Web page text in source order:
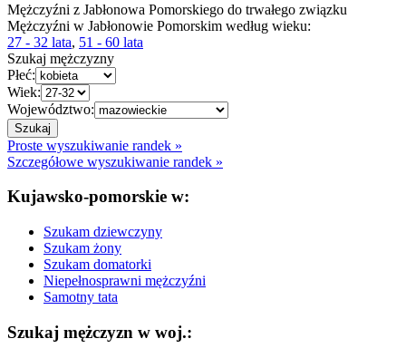
Mężczyźni z Jabłonowa Pomorskiego do trwałego związku
Mężczyźni w Jabłonowie Pomorskim według wieku:
27 - 32 lata, 51 - 60 lata
Szukaj mężczyzny
Płeć:
Wiek:
Województwo:
Proste wyszukiwanie randek »
Szczegółowe wyszukiwanie randek »
Kujawsko-pomorskie w:
Szukam dziewczyny
Szukam żony
Szukam domatorki
Niepełnosprawni mężczyźni
Samotny tata
Szukaj mężczyzn w woj.: